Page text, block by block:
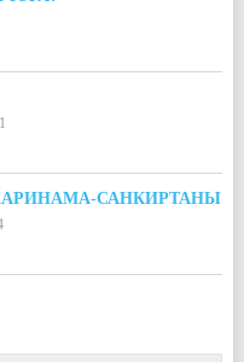
САНКИРТАНЫ